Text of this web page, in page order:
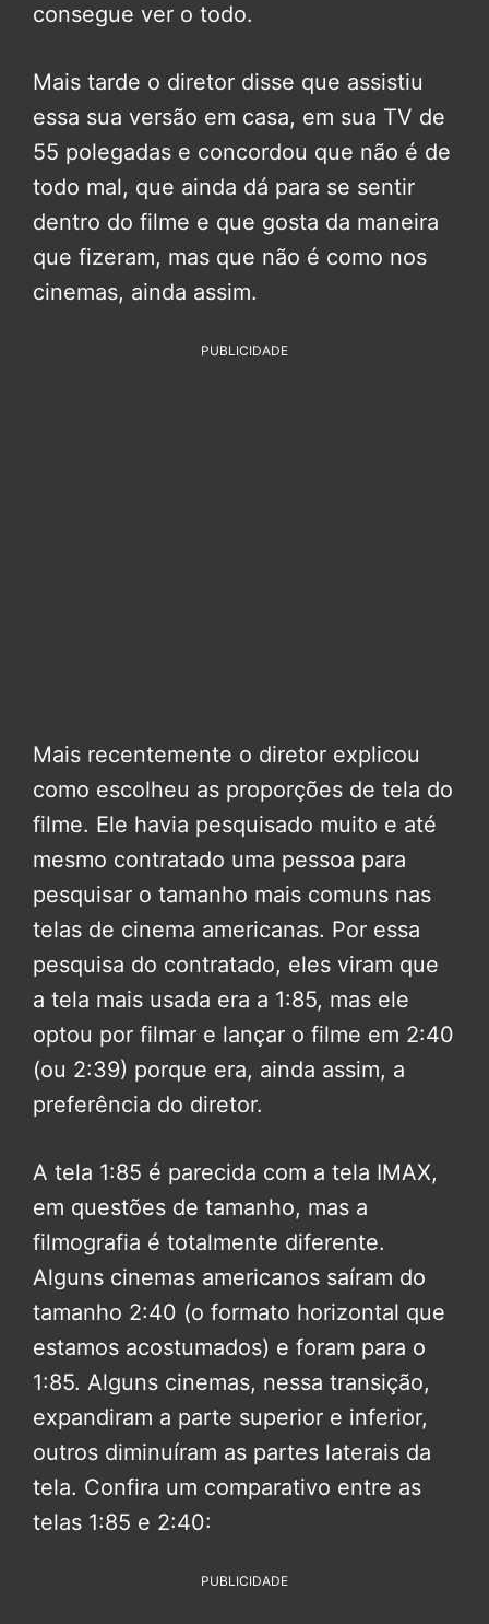
consegue ver o todo.
Mais tarde o diretor disse que assistiu
essa sua versão em casa, em sua TV de
55 polegadas e concordou que não é de
todo mal, que ainda dá para se sentir
dentro do filme e que gosta da maneira
que fizeram, mas que não é como nos
cinemas, ainda assim.
PUBLICIDADE
Mais recentemente o diretor explicou
como escolheu as proporções de tela do
filme. Ele havia pesquisado muito e até
mesmo contratado uma pessoa para
pesquisar o tamanho mais comuns nas
telas de cinema americanas. Por essa
pesquisa do contratado, eles viram que
a tela mais usada era a 1:85, mas ele
optou por filmar e lançar o filme em 2:40
(ou 2:39) porque era, ainda assim, a
preferência do diretor.
A tela 1:85 é parecida com a tela IMAX,
em questões de tamanho, mas a
filmografia é totalmente diferente.
Alguns cinemas americanos saíram do
tamanho 2:40 (o formato horizontal que
estamos acostumados) e foram para o
1:85. Alguns cinemas, nessa transição,
expandiram a parte superior e inferior,
outros diminuíram as partes laterais da
tela. Confira um comparativo entre as
telas 1:85 e 2:40:
PUBLICIDADE